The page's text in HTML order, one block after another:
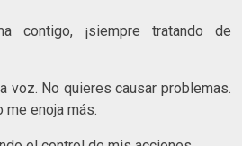
contigo, ¡siempre tratando de
voz. No quieres causar problemas.
me enoja más.